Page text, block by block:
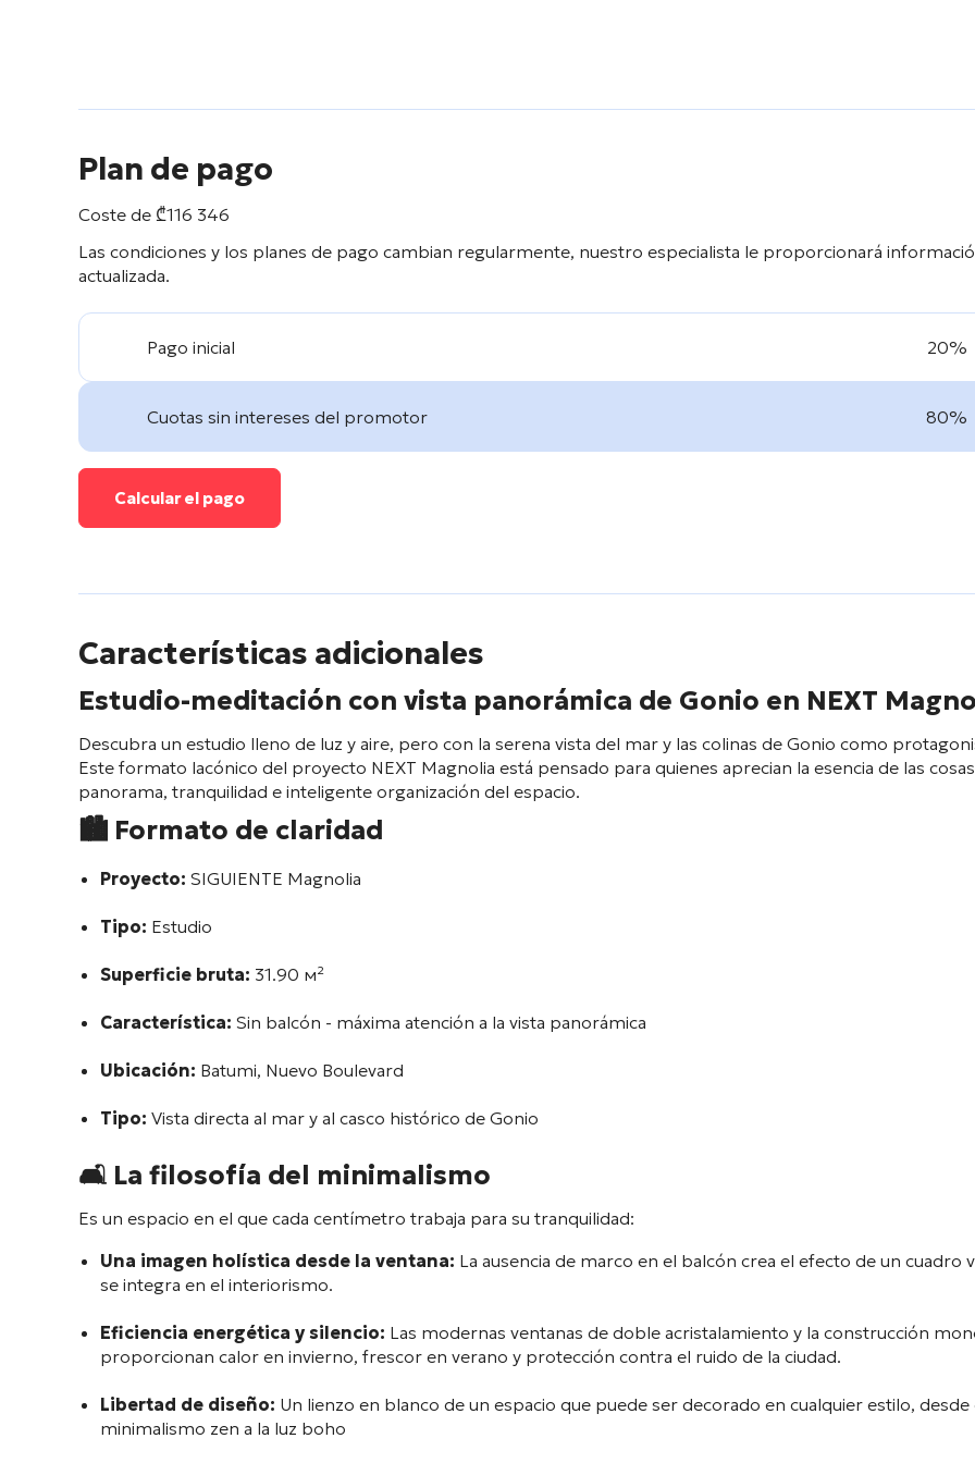
Plan de pago
Coste de ₾116 346
Las condiciones y los planes de pago cambian regularmente, nuestro especialista le proporcionará
actualizada.
Pago inicial 20%
Cuotas sin intereses del promotor 80%
Calcular el pago
Características adicionales
Estudio-meditación con vista panorámica de Gonio en NEXT
Descubra un estudio lleno de luz y aire, pero con la serena vista del mar y las colinas de Gonio como
Este formato lacónico del proyecto NEXT Magnolia está pensado para quienes aprecian la esencia de las
panorama, tranquilidad e inteligente organización del espacio.
🏙️ Formato de claridad
Proyecto: SIGUIENTE Magnolia
Tipo: Estudio
Superficie bruta: 31.90 м²
Característica: Sin balcón - máxima atención a la vista panorámica
Ubicación: Batumi, Nuevo Boulevard
Tipo: Vista directa al mar y al casco histórico de Gonio
🛋️ La filosofía del minimalismo
Es un espacio en el que cada centímetro trabaja para su tranquilidad:
Una imagen holística desde la ventana: La ausencia de marco en el balcón crea el efecto de un cuadro
se integra en el interiorismo.
Eficiencia energética y silencio: Las modernas ventanas de doble acristalamiento y la construcción
proporcionan calor en invierno, frescor en verano y protección contra el ruido de la ciudad.
Libertad de diseño: Un lienzo en blanco de un espacio que puede ser decorado en cualquier estilo, desde
minimalismo zen a la luz boho